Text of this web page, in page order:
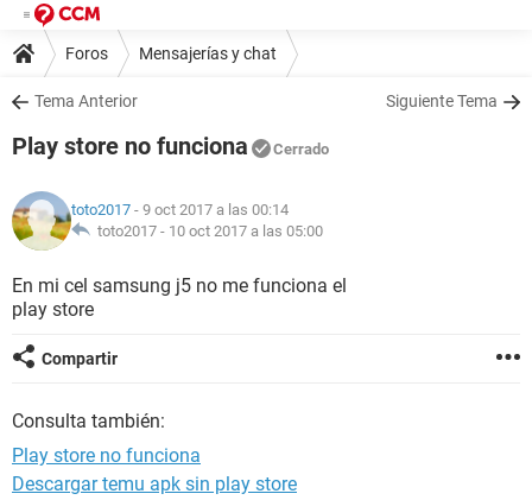
Foros Mensajerías y chat
Tema Anterior Siguiente Tema
Play store no funciona Cerrado
toto2017 - 9 oct 2017 a las 00:14
toto2017 - 10 oct 2017 a las 05:00
En mi cel samsung j5 no me funciona el
play store
Compartir
Consulta también:
Play store no funciona
Descargar temu apk sin play store